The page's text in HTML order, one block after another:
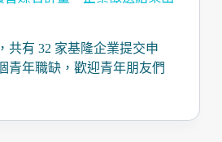
共有 32 家基隆企業提交申
青年職缺，歡迎青年朋友們